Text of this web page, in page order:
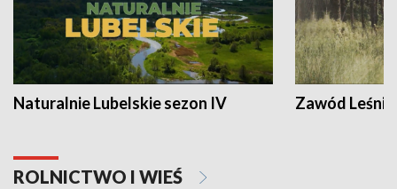
Naturalnie Lubelskie sezon IV Zawód Leśnik
ROLNICTWO I WIEŚ